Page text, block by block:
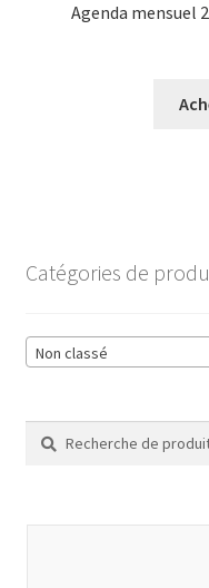
Agenda mensuel
Catégories de
Non classé
Recherche
pour :
Recherche